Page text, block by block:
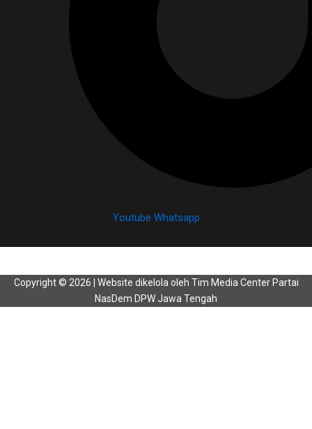
Youtube Whatsapp
Copyright © 2026 | Website dikelola oleh Tim Media Center Partai
NasDem DPW Jawa Tengah